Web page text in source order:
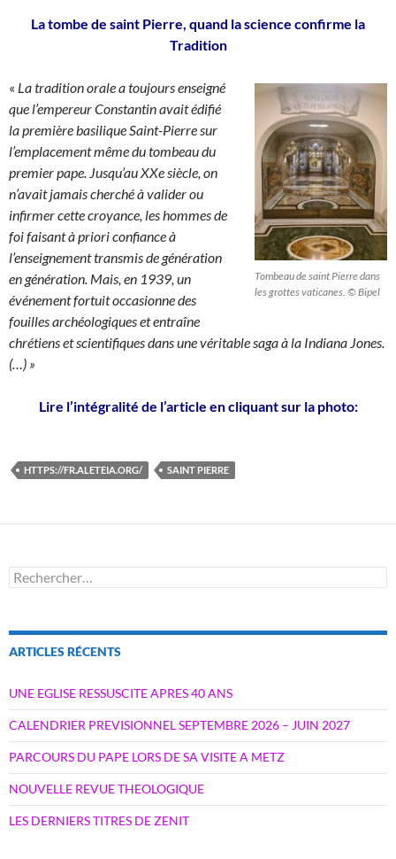
La tombe de saint Pierre, quand la science confirme la
Tradition
Tombeau de saint Pierre dans
les grottes vaticanes. © Bipel
« La tradition orale a toujours enseigné
que l’empereur Constantin avait édifié
la première basilique Saint-Pierre sur
l’emplacement même du tombeau du
premier pape. Jusqu’au XXe siècle, on
n’avait jamais cherché à valider ou
infirmer cette croyance, les hommes de
foi faisant à priori confiance à
l’enseignement transmis de génération
en génération. Mais, en 1939, un
événement fortuit occasionne des
fouilles archéologiques et entraîne
chrétiens et scientifiques dans une véritable saga à la Indiana Jones.
(…) »
Lire l’intégralité de l’article en cliquant sur la photo:
HTTPS://FR.ALETEIA.ORG/ SAINT PIERRE
Rechercher :
ARTICLES RÉCENTS
UNE EGLISE RESSUSCITE APRES 40 ANS
CALENDRIER PREVISIONNEL SEPTEMBRE 2026 – JUIN 2027
PARCOURS DU PAPE LORS DE SA VISITE A METZ
NOUVELLE REVUE THEOLOGIQUE
LES DERNIERS TITRES DE ZENIT